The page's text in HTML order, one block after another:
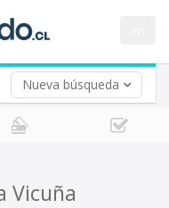
Nueva búsqueda
Vicuña